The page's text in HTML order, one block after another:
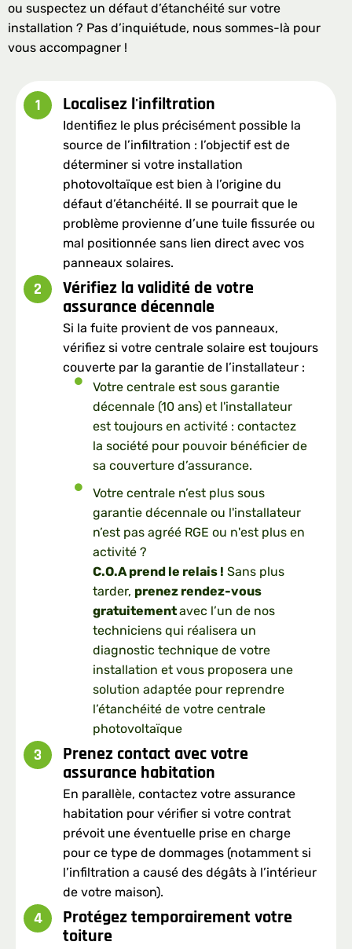
ou suspectez un défaut d’étanchéité sur votre
installation ? Pas d’inquiétude, nous sommes-là pour
vous accompagner !
1 Localisez l'infiltration
Identifiez le plus précisément possible la
source de l’infiltration : l’objectif est de
déterminer si votre installation
photovoltaïque est bien à l’origine du
défaut d’étanchéité. Il se pourrait que le
problème provienne d’une tuile fissurée ou
mal positionnée sans lien direct avec vos
panneaux solaires.
2
Vérifiez la validité de votre
assurance décennale
Si la fuite provient de vos panneaux,
vérifiez si votre centrale solaire est toujours
couverte par la garantie de l’installateur :
Votre centrale est sous garantie
décennale(10 ans) et l'installateur
est toujours en activité : contactez
la société pour pouvoir bénéficier de
sa couverture d’assurance.
Votre centrale n’est plus sous
garantie décennale ou l'installateur
n’est pas agréé RGE ou n'est plus en
activité ?
C.O.A prend le relais ! Sans plus
tarder, prenez rendez-vous
gratuitementavec l’un de nos
techniciens qui réalisera un
diagnostic technique de votre
installation et vous proposera une
solution adaptée pour reprendre
l’étanchéité de votre centrale
photovoltaïque
3
Prenez contact avec votre
assurance habitation
En parallèle, contactez votre assurance
habitation pour vérifier si votre contrat
prévoit une éventuelle prise en charge
pour ce type de dommages (notamment si
l’infiltration a causé des dégâts à l’intérieur
de votre maison).
4
Protégez temporairement votre
toiture